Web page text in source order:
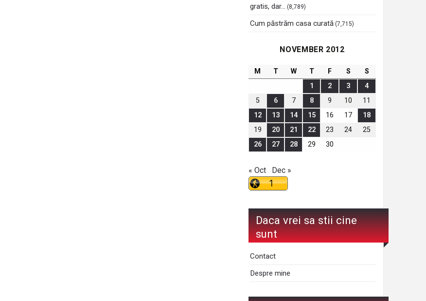
gratis, dar… (8,789)
Cum păstrăm casa curată (7,715)
NOVEMBER 2012
M T W T F S
S
1
2 3
4
5
6 7 8 9 10
11
12
13 14 15 16 17
18
19
20 21 22 23 24
25
26
27 28 29 30
« Oct Dec »
Daca vrei sa stii cine
sunt
Contact
Despre mine